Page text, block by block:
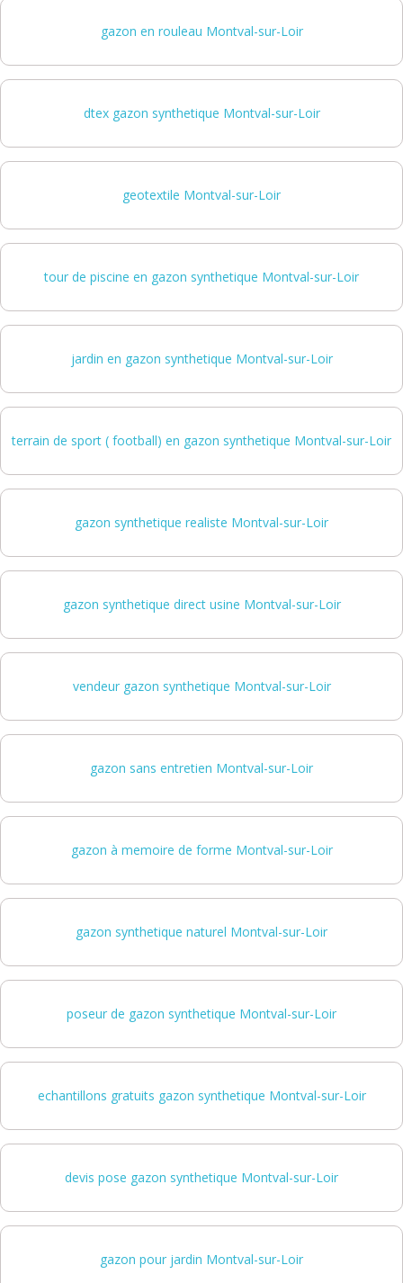
gazon en rouleau Montval-sur-Loir
dtex gazon synthetique Montval-sur-Loir
geotextile Montval-sur-Loir
tour de piscine en gazon synthetique Montval-sur-Loir
jardin en gazon synthetique Montval-sur-Loir
terrain de sport ( football) en gazon synthetique Montval-sur-Loir
gazon synthetique realiste Montval-sur-Loir
gazon synthetique direct usine Montval-sur-Loir
vendeur gazon synthetique Montval-sur-Loir
gazon sans entretien Montval-sur-Loir
gazon à memoire de forme Montval-sur-Loir
gazon synthetique naturel Montval-sur-Loir
poseur de gazon synthetique Montval-sur-Loir
echantillons gratuits gazon synthetique Montval-sur-Loir
devis pose gazon synthetique Montval-sur-Loir
gazon pour jardin Montval-sur-Loir